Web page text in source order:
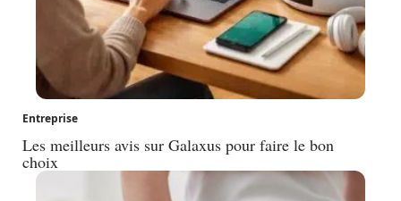
Entreprise
Les meilleurs avis sur Galaxus pour faire le bon
choix